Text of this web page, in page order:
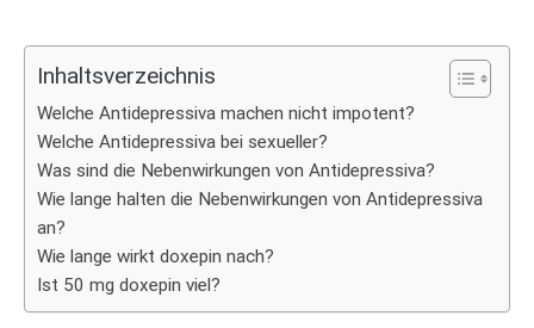
Inhaltsverzeichnis
Welche Antidepressiva machen nicht impotent?
Welche Antidepressiva bei sexueller?
Was sind die Nebenwirkungen von Antidepressiva?
Wie lange halten die Nebenwirkungen von Antidepressiva
an?
Wie lange wirkt doxepin nach?
Ist 50 mg doxepin viel?